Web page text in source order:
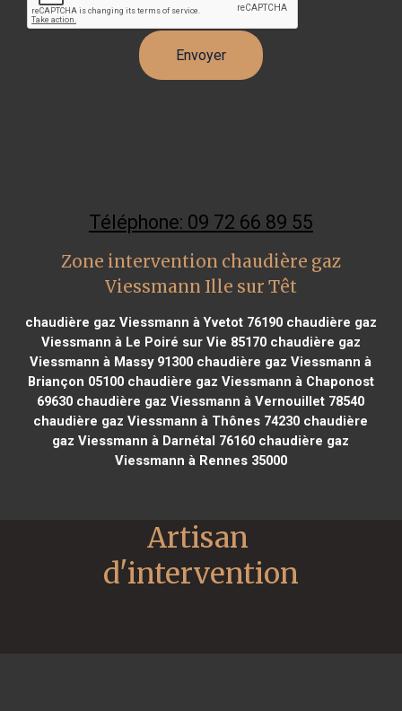
Téléphone: 09 72 66 89 55
Zone intervention chaudière gaz
Viessmann Ille sur Têt
chaudière gaz Viessmann à Yvetot 76190chaudière gaz
Viessmann à Le Poiré sur Vie 85170chaudière gaz
Viessmann à Massy 91300 chaudière gaz Viessmann à
Briançon 05100chaudière gaz Viessmann à Chaponost
69630 chaudière gaz Viessmann à Vernouillet 78540
chaudière gaz Viessmann à Thônes 74230 chaudière
gaz Viessmann à Darnétal 76160 chaudière gaz
Viessmann à Rennes 35000
Artisan
d'intervention